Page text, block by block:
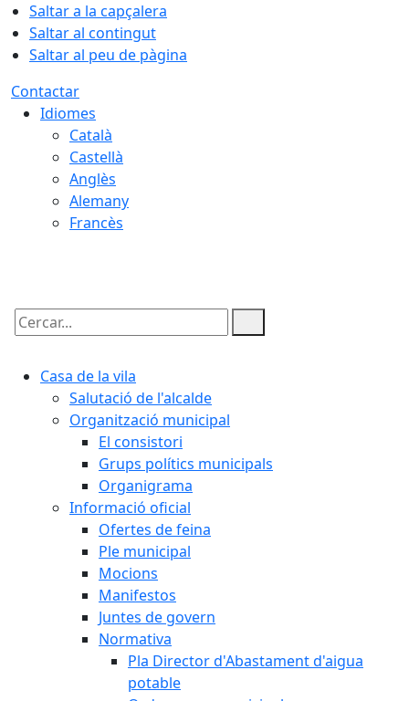
Saltar a la capçalera
Saltar al contingut
Saltar al peu de pàgina
Contactar
Idiomes
Català
Castellà
Anglès
Alemany
Francès
Cercar:
Casa de la vila
Salutació de l'alcalde
Organització municipal
El consistori
Grups polítics municipals
Organigrama
Informació oficial
Ofertes de feina
Ple municipal
Mocions
Manifestos
Juntes de govern
Normativa
Pla Director d'Abastament d'aigua
potable